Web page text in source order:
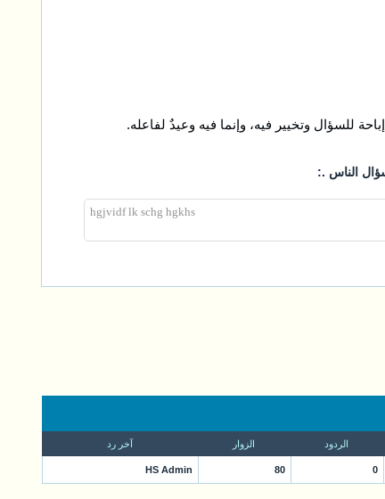
للسؤال وتخيير فيه، وإنما فيه وعيدٌ لفاعله.
الناس .:
hgjvidf lk schg hgkhs
الردود الزوار آخر رد
0
80
HS Admin